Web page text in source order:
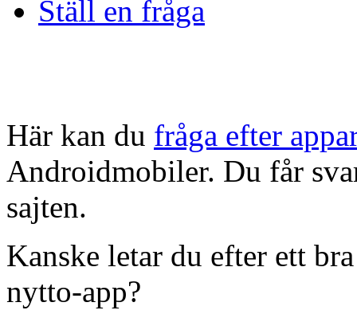
Ställ en fråga
Här kan du fråga efter
Androidmobiler. Du får
sajten.
Kanske letar du efter ett
nytto-app?